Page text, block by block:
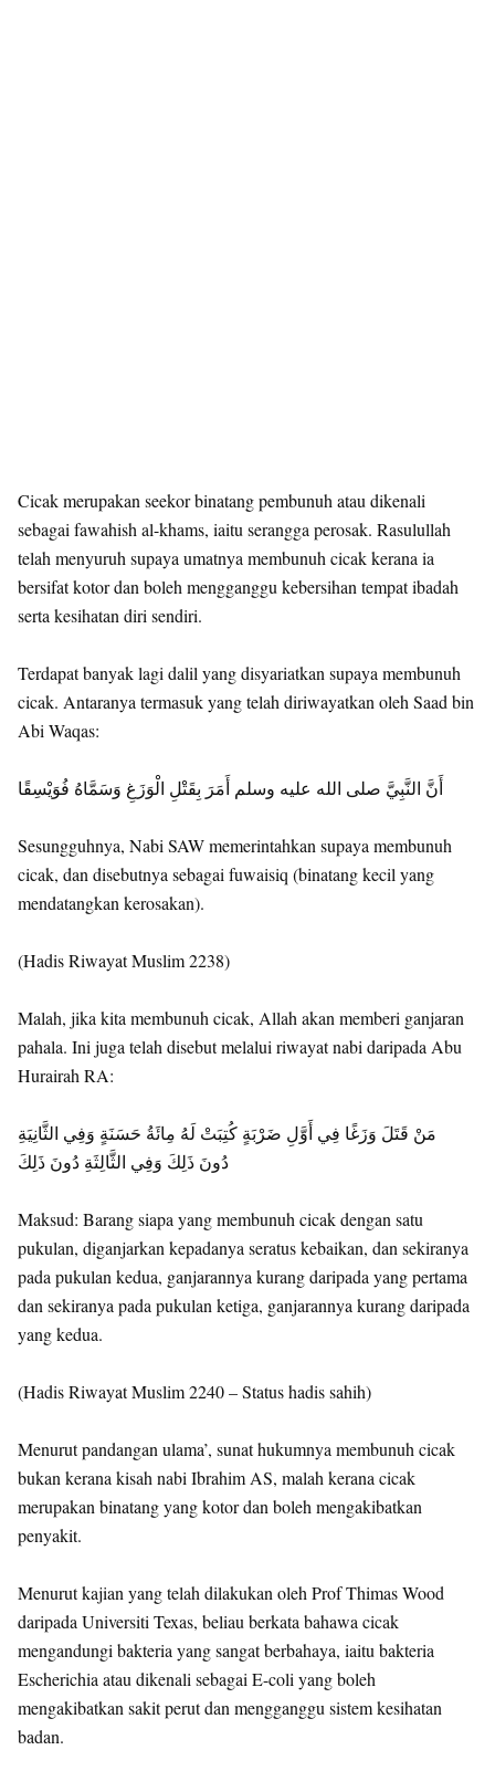
Cicak merupakan seekor binatang pembunuh atau dikenali
sebagai fawahish al-khams, iaitu serangga perosak. Rasulullah
telah menyuruh supaya umatnya membunuh cicak kerana ia
bersifat kotor dan boleh mengganggu kebersihan tempat ibadah
serta kesihatan diri sendiri.
Terdapat banyak lagi dalil yang disyariatkan supaya membunuh
cicak. Antaranya termasuk yang telah diriwayatkan oleh Saad bin
Abi Waqas:
أَنَّ النَّبِيَّ صلى الله عليه وسلم أَمَرَ بِقَتْلِ الْوَزَغِ وَسَمَّاهُ فُوَيْسِقًا
Sesungguhnya, Nabi SAW memerintahkan supaya membunuh
cicak, dan disebutnya sebagai fuwaisiq (binatang kecil yang
mendatangkan kerosakan).
(Hadis Riwayat Muslim 2238)
Malah, jika kita membunuh cicak, Allah akan memberi ganjaran
pahala. Ini juga telah disebut melalui riwayat nabi daripada Abu
Hurairah RA:
‏ ‏ مَنْ قَتَلَ وَزَغًا فِي أَوَّلِ ضَرْبَةٍ كُتِبَتْ لَهُ مِائَةُ حَسَنَةٍ وَفِي الثَّانِيَةِ
دُونَ ذَلِكَ وَفِي الثَّالِثَةِ دُونَ ذَلِكَ
Maksud: Barang siapa yang membunuh cicak dengan satu
pukulan, diganjarkan kepadanya seratus kebaikan, dan sekiranya
pada pukulan kedua, ganjarannya kurang daripada yang pertama
dan sekiranya pada pukulan ketiga, ganjarannya kurang daripada
yang kedua.
(Hadis Riwayat Muslim 2240 – Status hadis sahih)
Menurut pandangan ulama’, sunat hukumnya membunuh cicak
bukan kerana kisah nabi Ibrahim AS, malah kerana cicak
merupakan binatang yang kotor dan boleh mengakibatkan
penyakit.
Menurut kajian yang telah dilakukan oleh Prof Thimas Wood
daripada Universiti Texas, beliau berkata bahawa cicak
mengandungi bakteria yang sangat berbahaya, iaitu bakteria
Escherichia atau dikenali sebagai E-coli yang boleh
mengakibatkan sakit perut dan mengganggu sistem kesihatan
badan.